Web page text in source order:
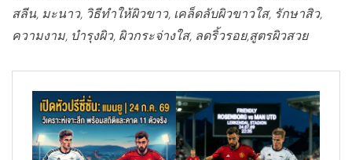
สลีน, มะนาว, วิธีทำให้ผิวขาว, เคล็ดลับผิวขาวใส, รักษาสิว,
ความงาม, บำรุงผิว, ผิวกระจ่างใส, ลดริ้วรอย,สูตรผิวสวย